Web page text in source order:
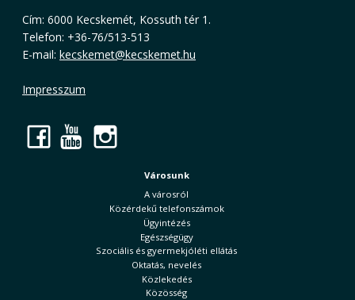
Cím: 6000 Kecskemét, Kossuth tér 1.
Telefon: +36-76/513-513
E-mail: kecskemet@kecskemet.hu
Impresszum
Facebook
YouTube
Városunk
A városról
Közérdekű telefonszámok
Ügyintézés
Egészségügy
Szociális és gyermekjóléti ellátás
Oktatás, nevelés
Közlekedés
Közösség